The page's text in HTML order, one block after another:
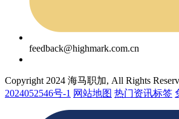
feedback@highmark.com.cn
Copyright 2024 海马职加, All Rights
2024052546号-1 网站地图 热门资讯标签